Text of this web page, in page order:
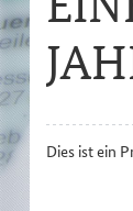
Dies ist ein